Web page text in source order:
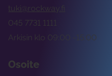
tuki@rockway.fi
Arkisin klo 09:00 -15:00
045 7731 1111
Osoite